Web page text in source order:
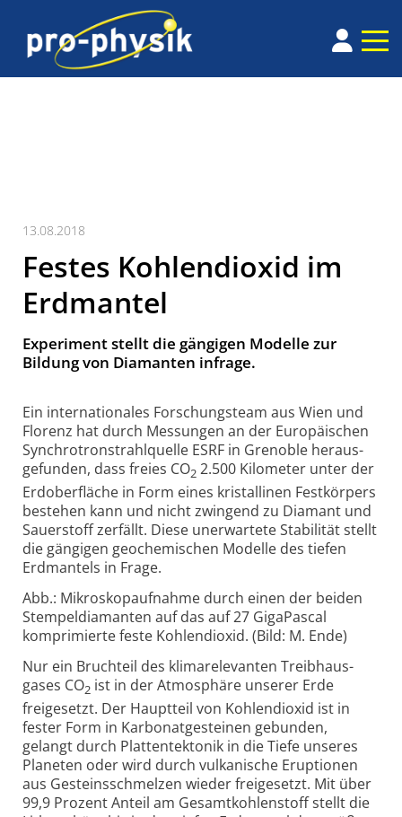
13.08.2018
Festes Kohlendioxid im
Erdmantel
Experiment stellt die gängigen Modelle zur
Bildung von Diamanten infrage.
Ein inter­nationales Forschungs­team aus Wien und
Florenz hat durch Messungen an der Euro­päischen
Synchrotron­strahlquelle ESRF in Grenoble heraus­
gefunden, dass freies CO2 2.500 Kilometer unter der
Erdober­fläche in Form eines kristal­linen Festkörpers
bestehen kann und nicht zwingend zu Diamant und
Sauerstoff zerfällt. Diese uner­wartete Stabi­lität stellt
die gängigen geo­chemischen Modelle des tiefen
Erdmantels in Frage.
Abb.: Mikroskopaufnahme durch einen der beiden
Stempeldiamanten auf das auf 27 GigaPascal
komprimierte feste Kohlendioxid. (Bild: M. Ende)
Nur ein Bruchteil des klima­relevanten Treibhaus­
gases CO2 ist in der Atmo­sphäre unserer Erde
freigesetzt. Der Hauptteil von Kohlen­dioxid ist in
fester Form in Karbonat­gesteinen gebunden,
gelangt durch Platten­tektonik in die Tiefe unseres
Planeten oder wird durch vulka­nische Erup­tionen
aus Gesteins­schmelzen wieder freigesetzt. Mit über
99,9 Prozent Anteil am Gesamt­kohlenstoff stellt die